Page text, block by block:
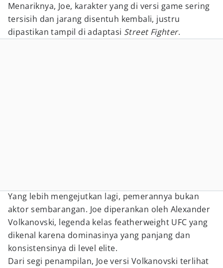
Menariknya, Joe, karakter yang di versi game sering
tersisih dan jarang disentuh kembali, justru
dipastikan tampil di adaptasi Street Fighter.
Yang lebih mengejutkan lagi, pemerannya bukan
aktor sembarangan. Joe diperankan oleh Alexander
Volkanovski, legenda kelas featherweight UFC yang
dikenal karena dominasinya yang panjang dan
konsistensinya di level elite.
Dari segi penampilan, Joe versi Volkanovski terlihat